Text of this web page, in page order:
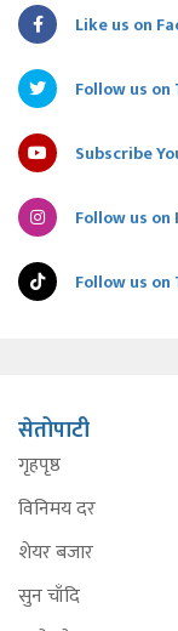
Like us on
Follow us
Subscribe
Follow us
Follow us
सेतोपाटी
गृहपृष्ठ
विनिमय दर
शेयर बजार
सुन चाँदि